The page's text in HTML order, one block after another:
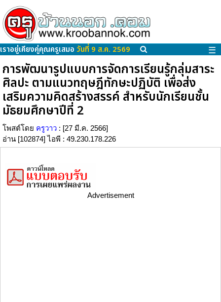
เราอยู่เคียงคู่คุณครูเสมอ วันที่ 9 ส.ค. 2569 ☰
การพัฒนารูปแบบการจัดการเรียนรู้กลุ่มสาระ
ศิลปะ ตามแนวทฤษฎีทักษะปฏิบัติ เพื่อส่ง
เสริมความคิดสร้างสรรค์ สำหรับนักเรียนชั้น
มัธยมศึกษาปีที่ 2
โพสต์โดย ครูวาว : [27 มี.ค. 2566]
อ่าน [102874] ไอพี : 49.230.178.226
Advertisement